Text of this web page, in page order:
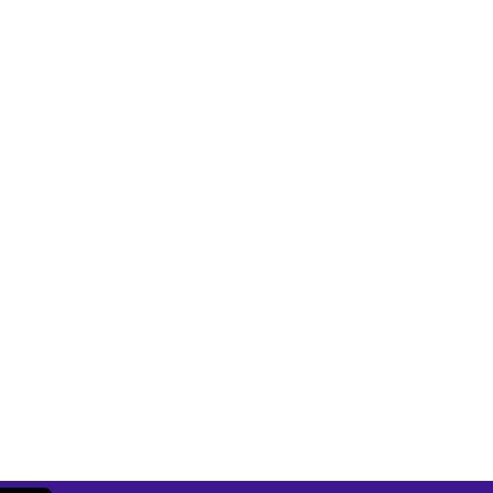
değişikliğiyle ilgili
kabul edildiğinden film
katılamaz.